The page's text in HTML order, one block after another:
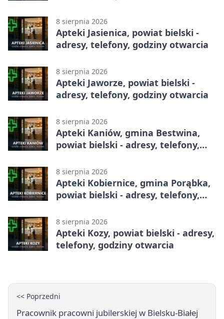
8 sierpnia 2026
Apteki Jasienica, powiat bielski -
adresy, telefony, godziny otwarcia
8 sierpnia 2026
Apteki Jaworze, powiat bielski -
adresy, telefony, godziny otwarcia
8 sierpnia 2026
Apteki Kaniów, gmina Bestwina,
powiat bielski - adresy, telefony,
8 sierpnia 2026
Apteki Kobiernice, gmina Porąbka,
powiat bielski - adresy, telefony,
8 sierpnia 2026
Apteki Kozy, powiat bielski - adresy,
telefony, godziny otwarcia
<< Poprzedni
Pracownik pracowni jubilerskiej w Bielsku-Białej